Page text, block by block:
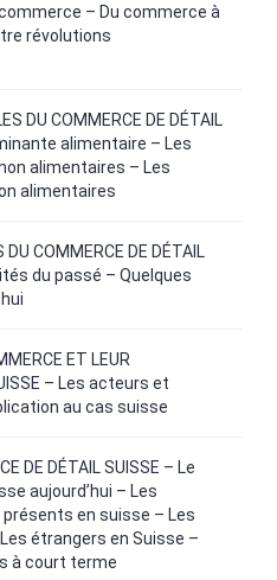
– Du commerce à
révolutions
DU COMMERCE DE DÉTAIL
alimentaire – Les
alimentaires – Les
alimentaires
DU COMMERCE DE DÉTAIL
du passé – Quelques
ET LEUR
– Les acteurs et
au cas suisse
DE DÉTAIL SUISSE – Le
aujourd’hui – Les
en suisse – Les
étrangers en Suisse –
à court terme